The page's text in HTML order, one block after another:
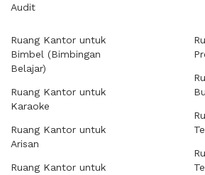
Audit
Ruang Kantor untuk
Bimbel (Bimbingan
Belajar)
Ruang Kantor untuk
Karaoke
Ruang Kantor untuk
Arisan
Ruang Kantor untuk